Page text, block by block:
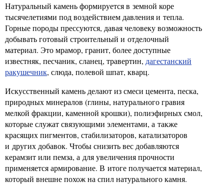
Натуральный камень формируется в земной коре
тысячелетиями под воздействием давления и тепла.
Горные породы прессуются, давая человеку возможность
добывать готовый строительный и отделочный
материал. Это мрамор, гранит, более доступные
известняк, песчаник, сланец, травертин, дагестанский
ракушечник, слюда, полевой шпат, кварц.
Искусственный камень делают из смеси цемента, песка,
природных минералов (глины, натурального гравия
мелкой фракции, каменной крошки), полиэфирных смол,
которые служат связующими элементами, а также
красящих пигментов, стабилизаторов, катализаторов
и других добавок. Чтобы снизить вес добавляются
керамзит или пемза, а для увеличения прочности
применяется армирование. В итоге получается материал,
который внешне похож на спил натурального камня.